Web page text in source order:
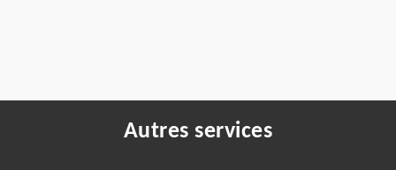
Autres services